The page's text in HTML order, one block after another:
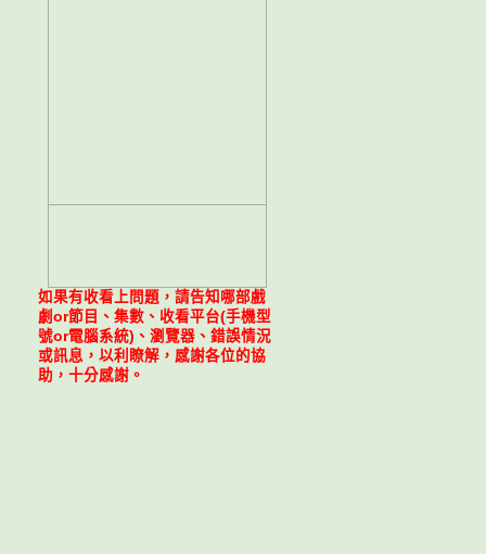
如果有收看上問題，請告知哪部戲
劇or節目、集數、收看平台(手機型
號or電腦系統)、瀏覽器、錯誤情況
或訊息，以利瞭解，感謝各位的協
助，十分感謝。